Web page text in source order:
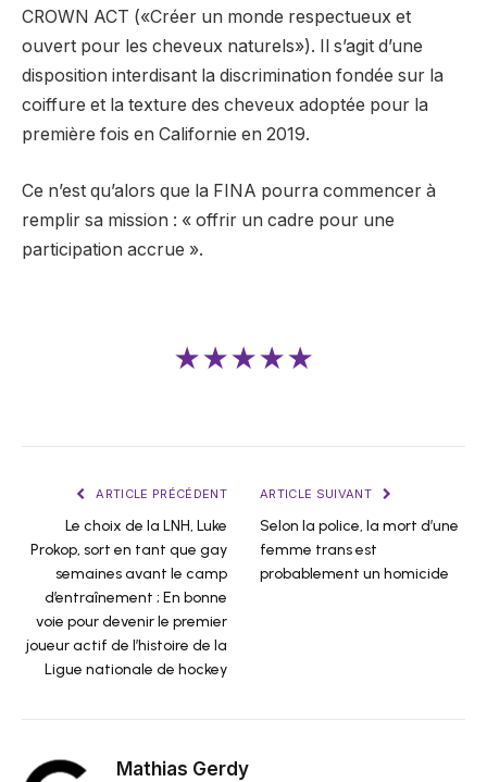
CROWN ACT («Créer un monde respectueux et
ouvert pour les cheveux naturels»). Il s’agit d’une
disposition interdisant la discrimination fondée sur la
coiffure et la texture des cheveux adoptée pour la
première fois en Californie en 2019.
Ce n’est qu’alors que la FINA pourra commencer à
remplir sa mission : « offrir un cadre pour une
participation accrue ».
★★★★★
ARTICLE PRÉCÉDENT
Le choix de la LNH, Luke
Prokop, sort en tant que gay
semaines avant le camp
d’entraînement ; En bonne
voie pour devenir le premier
joueur actif de l’histoire de la
Ligue nationale de hockey
ARTICLE SUIVANT
Selon la police, la mort d’une
femme trans est
probablement un homicide
Mathias Gerdy